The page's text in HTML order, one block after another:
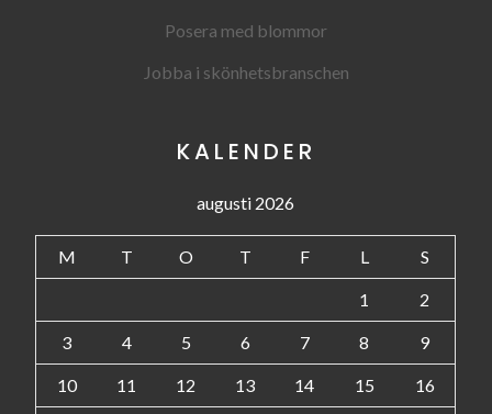
Posera med blommor
Jobba i skönhetsbranschen
KALENDER
augusti 2026
M T O T F L S
1 2
3 4 5 6 7 8 9
10 11 12 13 14 15 16